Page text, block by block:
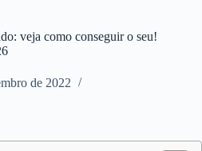
veja como conseguir o seu!
de 2022